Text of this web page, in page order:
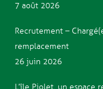
7 août 2026
Recrutement –
remplacement
26 juin 2026
L’île Piolet, un espace